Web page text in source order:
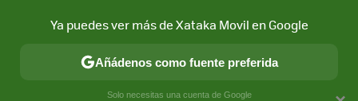
CONECTIVIDAD MÓVIL Y SOCIEDAD APLICACIONES
Ya puedes ver más de Xataka Movil en Google
Añádenos como fuente preferida
Solo necesitas una cuenta de Google